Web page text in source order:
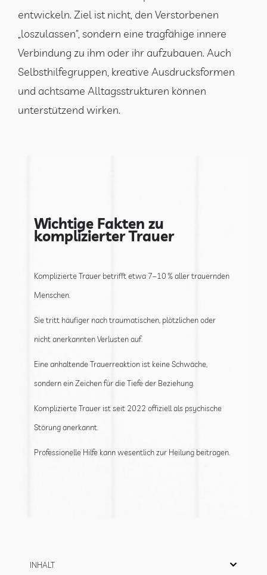
entwickeln. Ziel ist nicht, den Verstorbenen
„loszulassen“, sondern eine tragfähige innere
Verbindung zu ihm oder ihr aufzubauen. Auch
Selbsthilfegruppen, kreative Ausdrucksformen
und achtsame Alltagsstrukturen können
unterstützend wirken.
Wichtige Fakten zu
komplizierter Trauer
Komplizierte Trauer betrifft etwa 7–10 % aller trauernden
Menschen.
Sie tritt häufiger nach traumatischen, plötzlichen oder
nicht anerkannten Verlusten auf.
Eine anhaltende Trauerreaktion ist keine Schwäche,
sondern ein Zeichen für die Tiefe der Beziehung.
Komplizierte Trauer ist seit 2022 offiziell als psychische
Störung anerkannt.
Professionelle Hilfe kann wesentlich zur Heilung beitragen.
INHALT